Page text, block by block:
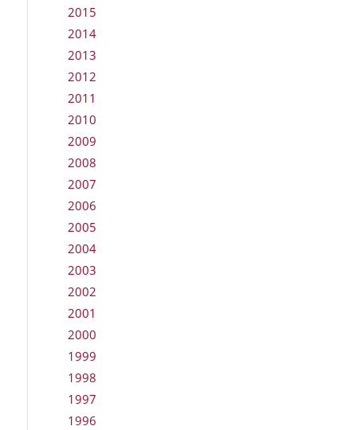
2015
2014
2013
2012
2011
2010
2009
2008
2007
2006
2005
2004
2003
2002
2001
2000
1999
1998
1997
1996